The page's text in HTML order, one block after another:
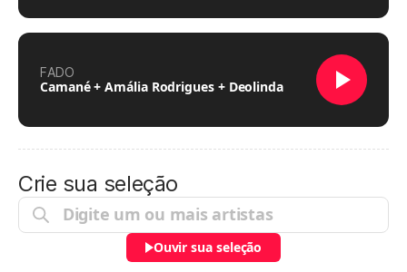
FADO
Camané + Amália Rodrigues + Deolinda
Crie sua seleção
Ouvir sua seleção